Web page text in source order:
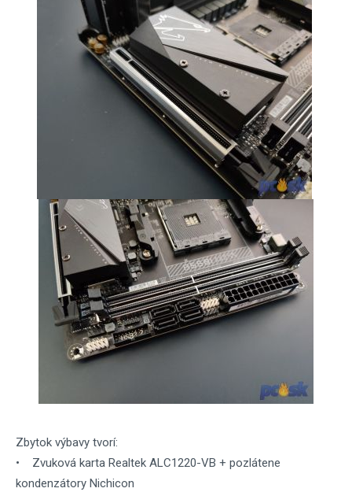
Zbytok výbavy tvorí:
• Zvuková karta Realtek ALC1220-VB + pozlátene
kondenzátory Nichicon